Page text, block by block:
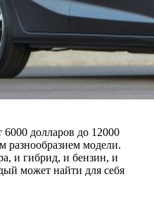
долларов до 12000
разнообразием модели.
и гибрид, и бензин, и
может найти для себя